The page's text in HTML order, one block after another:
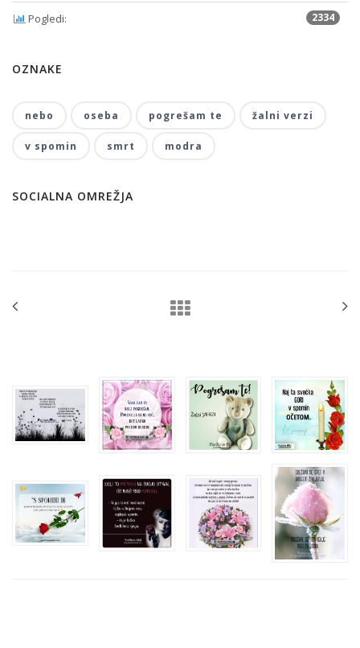
Pogledi: 2334
OZNAKE
nebo oseba pogrešam te žalni verzi
v spomin smrt modra
SOCIALNA OMREŽJA